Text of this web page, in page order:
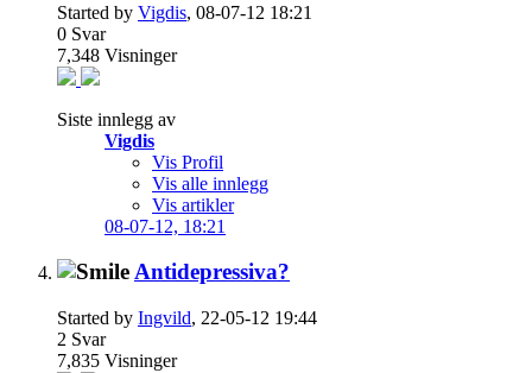
Started by Vigdis, 08-07-12 18:21
0 Svar
7,348 Visninger
Siste innlegg av
Vigdis
Vis Profil
Vis alle innlegg
Vis artikler
08-07-12, 18:21
Antidepressiva?
Started by Ingvild, 22-05-12 19:44
2 Svar
7,835 Visninger